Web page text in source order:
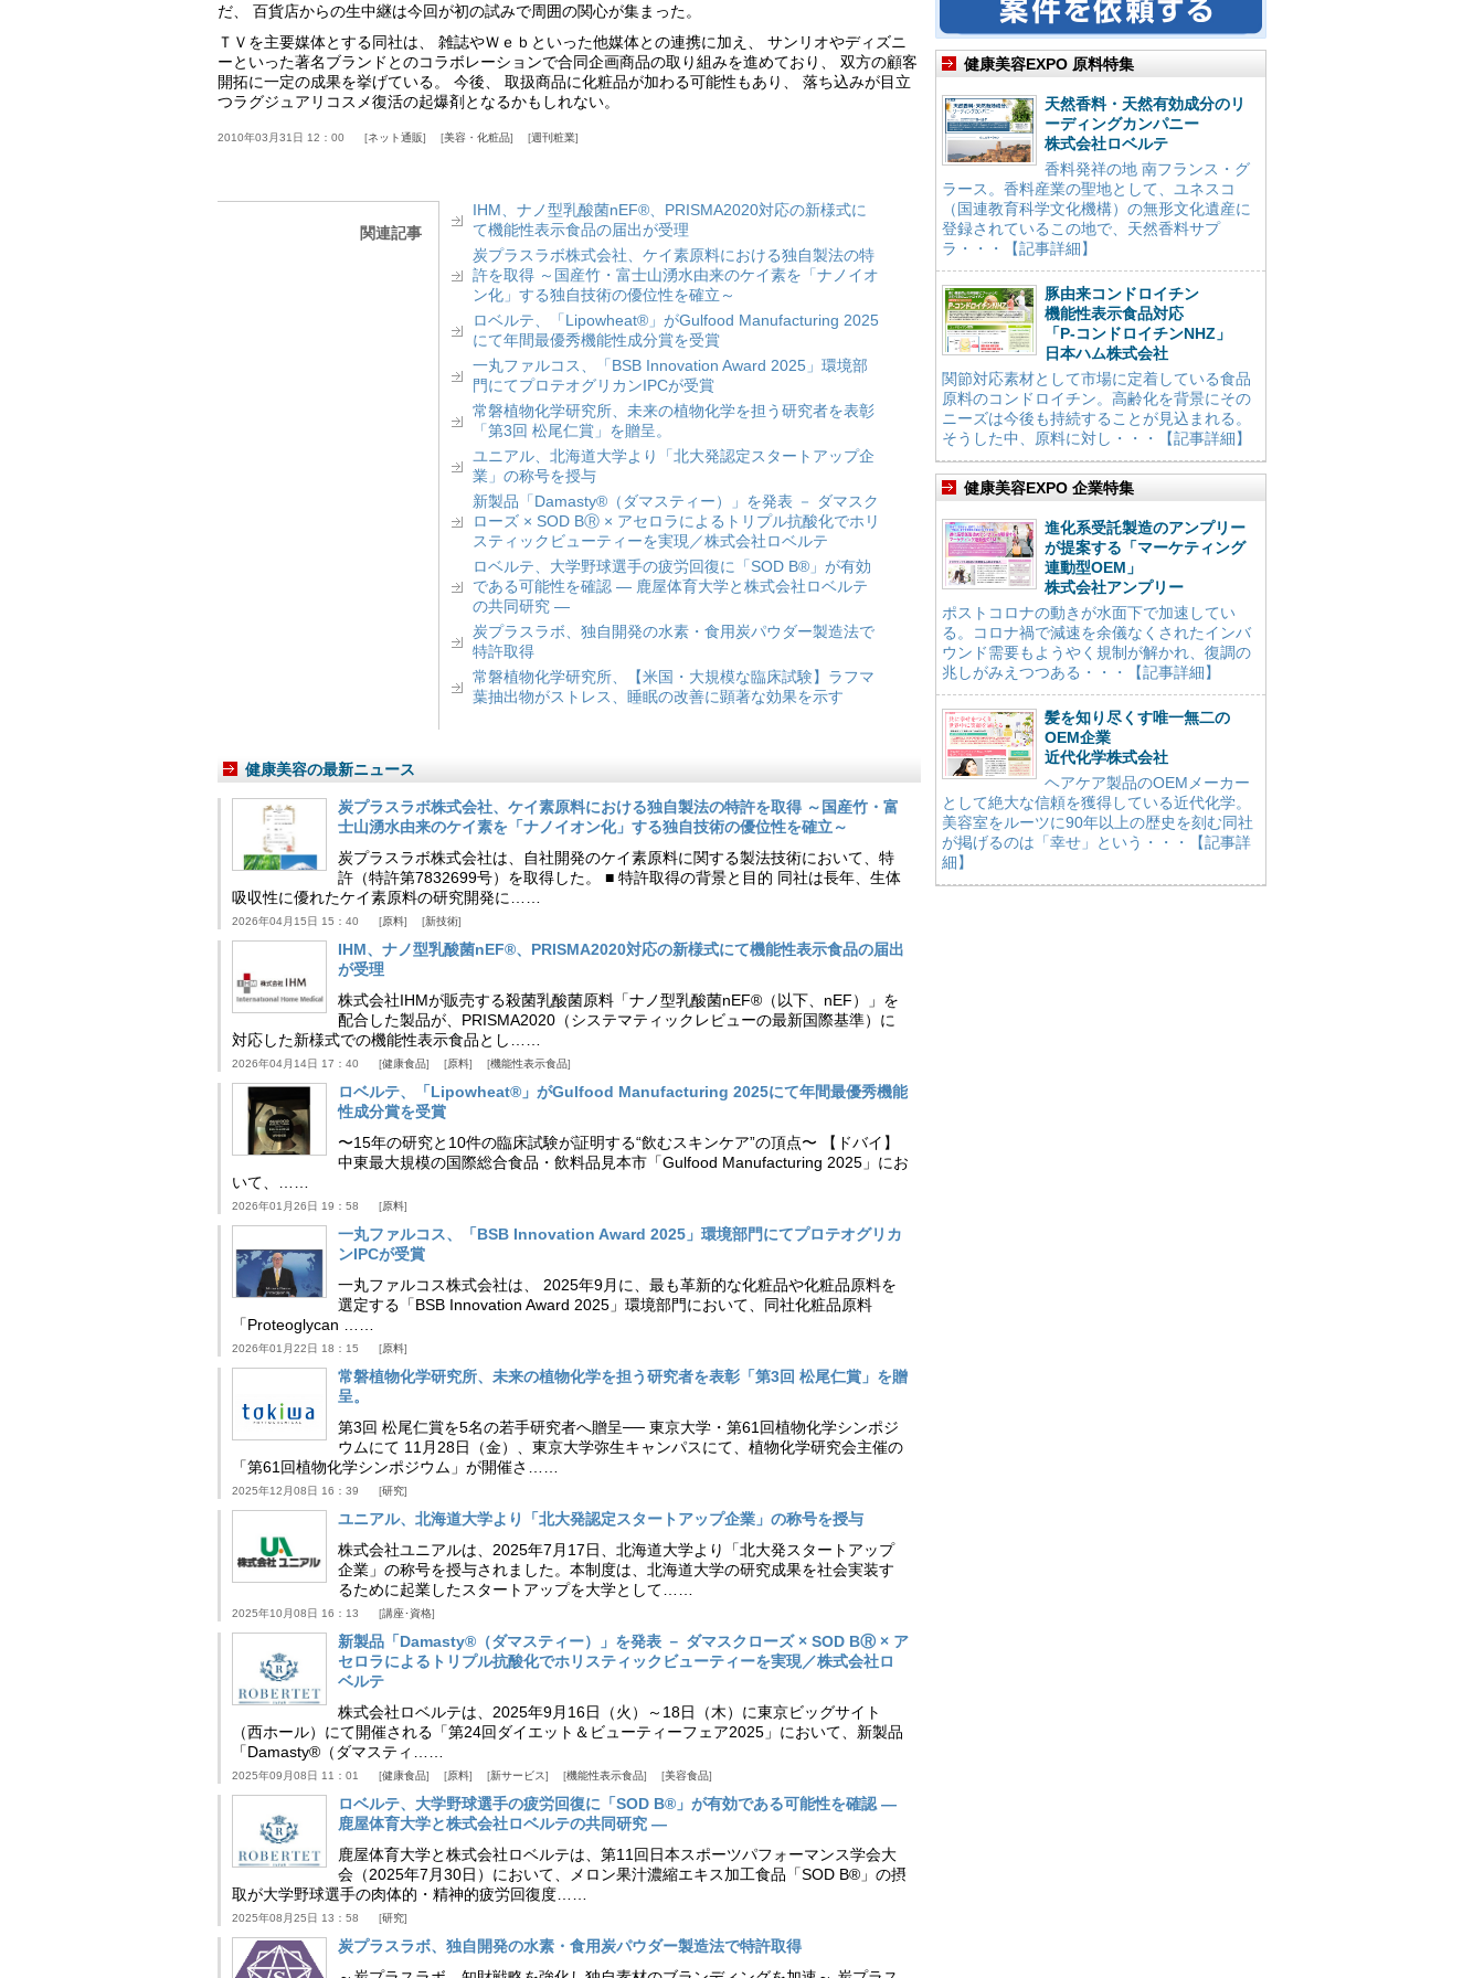
だ、 百貨店からの生中継は今回が初の試みで周囲の関心が集まった。
ＴＶを主要媒体とする同社は、 雑誌やＷｅｂといった他媒体との連携に加え、 サンリオやディズニ
ーといった著名ブランドとのコラボレーションで合同企画商品の取り組みを進めており、 双方の顧客
開拓に一定の成果を挙げている。 今後、 取扱商品に化粧品が加わる可能性もあり、 落ち込みが目立
つラグジュアリコスメ復活の起爆剤となるかもしれない。
2010年03月31日 12：00 ネット通販 美容・化粧品 週刊粧業
関連記事
IHM、ナノ型乳酸菌nEF®、PRISMA2020対応の新様式に
て機能性表示食品の届出が受理
炭プラスラボ株式会社、ケイ素原料における独自製法の特
許を取得 ～国産竹・富士山湧水由来のケイ素を「ナノイオ
ン化」する独自技術の優位性を確立～
ロベルテ、「Lipowheat®」がGulfood Manufacturing 2025
にて年間最優秀機能性成分賞を受賞
一丸ファルコス、「BSB Innovation Award 2025」環境部
門にてプロテオグリカンIPCが受賞
常磐植物化学研究所、未来の植物化学を担う研究者を表彰
「第3回 松尾仁賞」を贈呈。
ユニアル、北海道大学より「北大発認定スタートアップ企
業」の称号を授与
新製品「Damasty®（ダマスティー）」を発表 － ダマスク
ローズ × SOD BⓇ × アセロラによるトリプル抗酸化でホリ
スティックビューティーを実現／株式会社ロベルテ
ロベルテ、大学野球選手の疲労回復に「SOD B®」が有効
である可能性を確認 ― 鹿屋体育大学と株式会社ロベルテ
の共同研究 ―
炭プラスラボ、独自開発の水素・食用炭パウダー製造法で
特許取得
常磐植物化学研究所、【米国・大規模な臨床試験】ラフマ
葉抽出物がストレス、睡眠の改善に顕著な効果を示す
健康美容の最新ニュース
炭プラスラボ株式会社、ケイ素原料における独自製法の特許を取得 ～国産竹・富
士山湧水由来のケイ素を「ナノイオン化」する独自技術の優位性を確立～
炭プラスラボ株式会社は、自社開発のケイ素原料に関する製法技術において、特
許（特許第7832699号）を取得した。 ■ 特許取得の背景と目的 同社は長年、生体
吸収性に優れたケイ素原料の研究開発に……
2026年04月15日 15：40 原料 新技術
IHM、ナノ型乳酸菌nEF®、PRISMA2020対応の新様式にて機能性表示食品の届出
が受理
株式会社IHMが販売する殺菌乳酸菌原料「ナノ型乳酸菌nEF®（以下、nEF）」を
配合した製品が、PRISMA2020（システマティックレビューの最新国際基準）に
対応した新様式での機能性表示食品とし……
2026年04月14日 17：40 健康食品 原料 機能性表示食品
ロベルテ、「Lipowheat®」がGulfood Manufacturing 2025にて年間最優秀機能
性成分賞を受賞
〜15年の研究と10件の臨床試験が証明する“飲むスキンケア”の頂点〜 【ドバイ】
中東最大規模の国際総合食品・飲料品見本市「Gulfood Manufacturing 2025」にお
いて、……
2026年01月26日 19：58 原料
一丸ファルコス、「BSB Innovation Award 2025」環境部門にてプロテオグリカ
ンIPCが受賞
一丸ファルコス株式会社は、 2025年9月に、最も革新的な化粧品や化粧品原料を
選定する「BSB Innovation Award 2025」環境部門において、同社化粧品原料
「Proteoglycan ……
2026年01月22日 18：15 原料
常磐植物化学研究所、未来の植物化学を担う研究者を表彰「第3回 松尾仁賞」を贈
呈。
第3回 松尾仁賞を5名の若手研究者へ贈呈── 東京大学・第61回植物化学シンポジ
ウムにて 11月28日（金）、東京大学弥生キャンパスにて、植物化学研究会主催の
「第61回植物化学シンポジウム」が開催さ……
2025年12月08日 16：39 研究
ユニアル、北海道大学より「北大発認定スタートアップ企業」の称号を授与
株式会社ユニアルは、2025年7月17日、北海道大学より「北大発スタートアップ
企業」の称号を授与されました。本制度は、北海道大学の研究成果を社会実装す
るために起業したスタートアップを大学として……
2025年10月08日 16：13 講座･資格
新製品「Damasty®（ダマスティー）」を発表 － ダマスクローズ × SOD BⓇ × ア
セロラによるトリプル抗酸化でホリスティックビューティーを実現／株式会社ロ
ベルテ
株式会社ロベルテは、2025年9月16日（火）～18日（木）に東京ビッグサイト
（西ホール）にて開催される「第24回ダイエット＆ビューティーフェア2025」において、新製品
「Damasty®（ダマスティ……
2025年09月08日 11：01 健康食品 原料 新サービス 機能性表示食品 美容食品
ロベルテ、大学野球選手の疲労回復に「SOD B®」が有効である可能性を確認 ―
鹿屋体育大学と株式会社ロベルテの共同研究 ―
鹿屋体育大学と株式会社ロベルテは、第11回日本スポーツパフォーマンス学会大
会（2025年7月30日）において、メロン果汁濃縮エキス加工食品「SOD B®」の摂
取が大学野球選手の肉体的・精神的疲労回復度……
2025年08月25日 13：58 研究
炭プラスラボ、独自開発の水素・食用炭パウダー製造法で特許取得
健康美容EXPO 原料特集
天然香料・天然有効成分のリ
ーディングカンパニー
株式会社ロベルテ
香料発祥の地 南フランス・グ
ラース。香料産業の聖地として、ユネスコ
（国連教育科学文化機構）の無形文化遺産に
登録されているこの地で、天然香料サプ
ラ・・・【記事詳細】
豚由来コンドロイチン
機能性表示食品対応
「P-コンドロイチンNHZ」
日本ハム株式会社
関節対応素材として市場に定着している食品
原料のコンドロイチン。高齢化を背景にその
ニーズは今後も持続することが見込まれる。
そうした中、原料に対し・・・【記事詳細】
健康美容EXPO 企業特集
進化系受託製造のアンプリー
が提案する「マーケティング
連動型OEM」
株式会社アンプリー
ポストコロナの動きが水面下で加速してい
る。コロナ禍で減速を余儀なくされたインバ
ウンド需要もようやく規制が解かれ、復調の
兆しがみえつつある・・・【記事詳細】
髪を知り尽くす唯一無二の
OEM企業
近代化学株式会社
ヘアケア製品のOEMメーカー
として絶大な信頼を獲得している近代化学。
美容室をルーツに90年以上の歴史を刻む同社
が掲げるのは「幸せ」という・・・【記事詳
細】